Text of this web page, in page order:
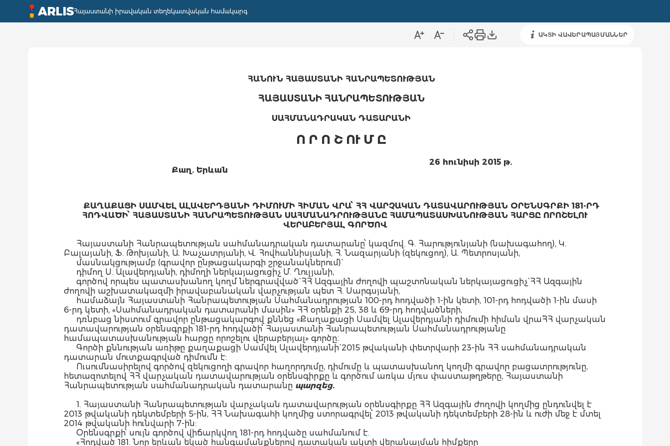
ARLISՀայաստանի իրավական տեղեկատվական համակարգ
ԱԿՏԻ ՎԱՎԵՐԱՊԱՅՄԱՆՆԵՐ
ՀԱՆՈՒՆ ՀԱՅԱՍՏԱՆԻ ՀԱՆՐԱՊԵՏՈՒԹՅԱՆ
ՀԱՅԱՍՏԱՆԻ ՀԱՆՐԱՊԵՏՈՒԹՅԱՆ
ՍԱՀՄԱՆԱԴՐԱԿԱՆ ԴԱՏԱՐԱՆԻ
Ո Ր Ո Շ ՈՒ Մ Ը
Քաղ. Երևան
26 հունիսի 2015 թ.
ՔԱՂԱՔԱՑԻ ՍԱՄՎԵԼ ԱԼԱՎԵՐԴՅԱՆԻ ԴԻՄՈՒՄԻ ՀԻՄԱՆ ՎՐԱ՝ ՀՀ ՎԱՐՉԱԿԱՆ ԴԱՏԱՎԱՐՈՒԹՅԱՆ ՕՐԵՆՍԳՐՔԻ 181-ՐԴ
ՀՈԴՎԱԾԻ՝ ՀԱՅԱՍՏԱՆԻ ՀԱՆՐԱՊԵՏՈՒԹՅԱՆ ՍԱՀՄԱՆԱԴՐՈՒԹՅԱՆԸ ՀԱՄԱՊԱՏԱՍԽԱՆՈՒԹՅԱՆ ՀԱՐՑԸ ՈՐՈՇԵԼՈՒ
ՎԵՐԱԲԵՐՅԱԼ ԳՈՐԾՈՎ
Հայաստանի Հանրապետության սահմանադրական դատարանը՝ կազմով. Գ. Հարությունյանի (նախագահող), Կ.
Բալայանի, Ֆ. Թոխյանի, Ա. Խաչատրյանի, Վ. Հովհաննիսյանի, Հ. Նազարյանի (զեկուցող), Ա. Պետրոսյանի,
մասնակցությամբ (գրավոր ընթացակարգի շրջանակներում)`
դիմող Ս. Ալավերդյանի, դիմողի ներկայացուցիչ Մ. Ղուլյանի,
գործով որպես պատասխանող կողմ ներգրավված` ՀՀ Ազգային ժողովի պաշտոնական ներկայացուցիչ` ՀՀ Ազգային
ժողովի աշխատակազմի իրավաբանական վարչության պետ Հ. Սարգսյանի,
համաձայն Հայաստանի Հանրապետության Սահմանադրության 100-րդ հոդվածի 1-ին կետի, 101-րդ հոդվածի 1-ին մասի
6-րդ կետի, «Սահմանադրական դատարանի մասին» ՀՀ օրենքի 25, 38 և 69-րդ հոդվածների,
դռնբաց նիստում գրավոր ընթացակարգով քննեց «Քաղաքացի Սամվել Ալավերդյանի դիմումի հիման վրա`ՀՀ վարչական
դատավարության օրենսգրքի 181-րդ հոդվածի՝ Հայաստանի Հանրապետության Սահմանադրությանը
համապատասխանության հարցը որոշելու վերաբերյալ» գործը։
Գործի քննության առիթը քաղաքացի Սամվել Ալավերդյանի` 2015 թվականի փետրվարի 23-ին ՀՀ սահմանադրական
դատարան մուտքագրված դիմումն է:
Ուսումնասիրելով գործով զեկուցողի գրավոր հաղորդումը, դիմումը և պատասխանող կողմի գրավոր բացատրությունը,
հետազոտելով ՀՀ վարչական դատավարության օրենսգիրքը և գործում առկա մյուս փաստաթղթերը, Հայաստանի
Հանրապետության սահմանադրական դատարանը պարզեց.
1. Հայաստանի Հանրապետության վարչական դատավարության օրենսգիրքը ՀՀ Ազգային ժողովի կողմից ընդունվել է
2013 թվականի դեկտեմբերի 5-ին, ՀՀ Նախագահի կողմից ստորագրվել՝ 2013 թվականի դեկտեմբերի 28-ին և ուժի մեջ է մտել
2014 թվականի հունվարի 7-ին:
Օրենսգրքի՝ սույն գործով վիճարկվող 181-րդ հոդվածը սահմանում է.
«Հոդված 181. Նոր երևան եկած հանգամանքներով դատական ակտի վերանայման հիմքերը